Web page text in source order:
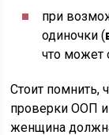
при
одиночки (
что
Стоит помнить,
проверки ООП и
женщина